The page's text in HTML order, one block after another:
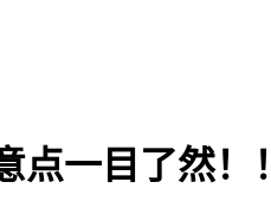
一目了然！！